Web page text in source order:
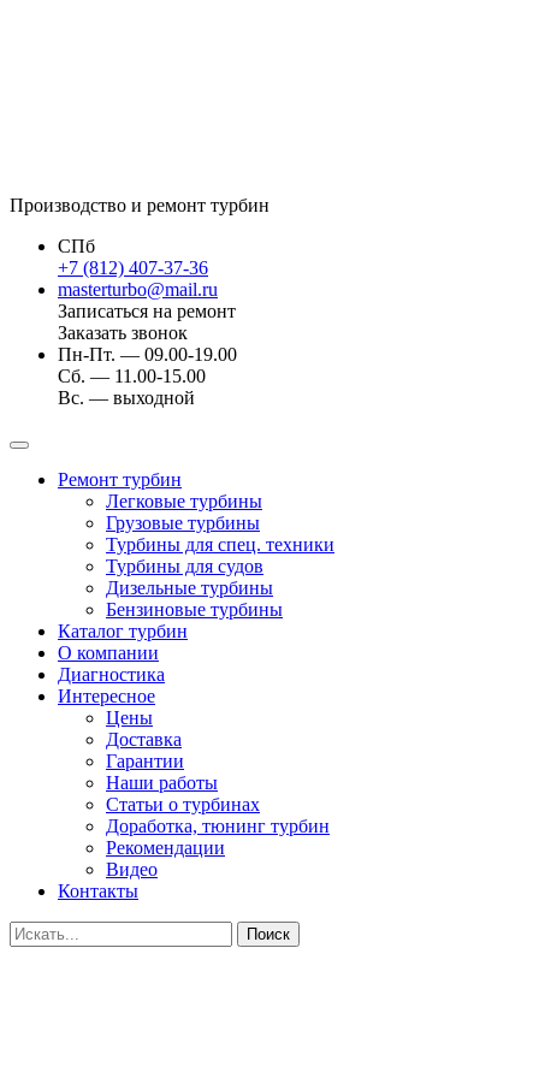
Производство и ремонт турбин
СПб
+7 (812) 407-37-36
masterturbo@mail.ru
Записаться на ремонт
Заказать звонок
Пн-Пт. — 09.00-19.00
Сб. — 11.00-15.00
Вс. — выходной
Ремонт турбин
Легковые турбины
Грузовые турбины
Турбины для спец. техники
Турбины для судов
Дизельные турбины
Бензиновые турбины
Каталог турбин
О компании
Диагностика
Интересное
Цены
Доставка
Гарантии
Наши работы
Статьи о турбинах
Доработка, тюнинг турбин
Рекомендации
Видео
Контакты
Поиск